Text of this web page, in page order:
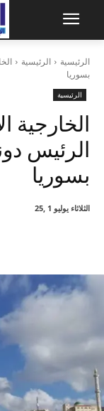
الرئيسية الرئيسية
بسوريا
الرئيسية
الخارجية
الرئيس
بسوريا
الثلاثاء يوليو 1 ,25